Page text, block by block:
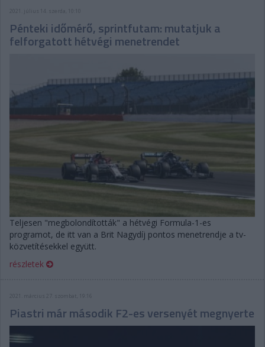
2021. július 14. szerda, 10:10
Pénteki időmérő, sprintfutam: mutatjuk a
felforgatott hétvégi menetrendet
Teljesen "megbolondították" a hétvégi Formula-1-es
programot, de itt van a Brit Nagydíj pontos menetrendje a tv-
közvetítésekkel együtt.
részletek
2021. március 27. szombat, 19:16
Piastri már második F2-es versenyét megnyerte